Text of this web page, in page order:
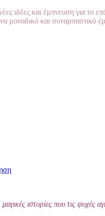
ιδέες και έμπνευση για
μοναδικό και συναρπαστικό
ιστορίες που τις ψυχές